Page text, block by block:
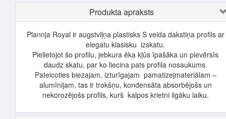
Produkta apraksts
Plannja Royal ir augstviļņa plastisks S veida dakstiņa profils ar
elegatu klasisku izskatu.
Pielietojot šo profilu, jebkura ēka kļūs īpašāka un pievērsīs
daudz skatu, par ko liecina pats profila nosaukums.
Pateicoties biezajam, izturīgajam pamatizejmateriālam –
alumīnijam, tas ir trokšņu, kondensāta absorbējošs un
nekorozējošs profils, kurš kalpos krietni ilgāku laiku.